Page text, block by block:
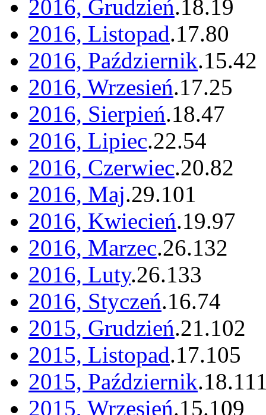
2016, Grudzień.18.19
2016, Listopad.17.80
2016, Październik.15.42
2016, Wrzesień.17.25
2016, Sierpień.18.47
2016, Lipiec.22.54
2016, Czerwiec.20.82
2016, Maj.29.101
2016, Kwiecień.19.97
2016, Marzec.26.132
2016, Luty.26.133
2016, Styczeń.16.74
2015, Grudzień.21.102
2015, Listopad.17.105
2015, Październik.18.
2015, Wrzesień.15.109